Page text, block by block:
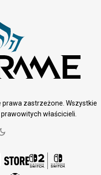
zastrzeżone. Wszystkie
właścicieli.